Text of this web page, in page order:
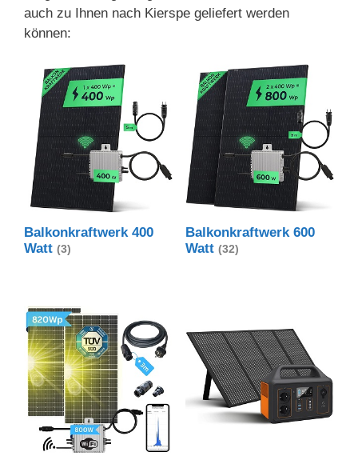
auch zu Ihnen nach Kierspe geliefert werden
können:
Balkonkraftwerk 400
Watt (3)
Balkonkraftwerk 600
Watt (32)